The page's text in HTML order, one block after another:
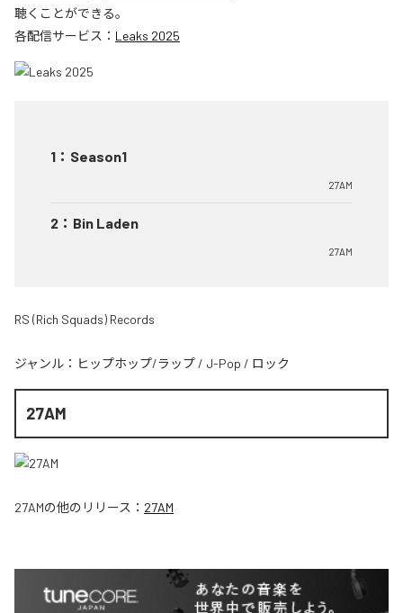
聴くことができる。
各配信サービス： Leaks 2025
1 ： Season1
27AM
2 ： Bin Laden
27AM
RS (Rich Squads) Records
ジャンル： ヒップホップ/ラップ / J-Pop / ロック
27AM
27AMの他のリリース： 27AM